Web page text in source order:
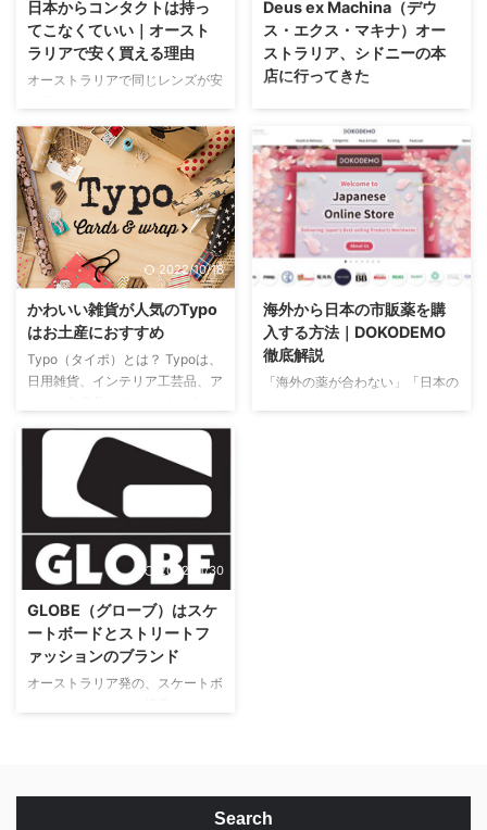
日本からコンタクトは持っ
てこなくていい｜オースト
ラリアで安く買える理由
オーストラリアで同じレンズが安
では日本と同じコンタクトレンズ
が買えない」「海外は高いから、
日本でまとめ買いして持って行っ
た方がいい」 海外渡航前やワー
ホリ・留学準備中によく聞く話で
すが、これはもう過去の常識で
す。 結論から言うと、日本で使
っているのと全く同じコンタクト
と同等、またはそれ以下の価格で
購入できます。しかも、処方箋な
し・オンラインで完結します。
日本から持って行く人が多い理由
でコンタクトを買いだめする理由
Deus ex Machina（デウ
ス・エクス・マキナ）オー
ストラリア、シドニーの本
店に行ってきた
るモーターサイクル＆ウェアブラ
ンドですが、実はこのブランド、
オーストラリアのシドニーが発祥
地だって知ってました？ Deus ex
Machinaとは シドニーから西に
伸びるパラッマッタロード
（Parramatta Road）沿いにあ
る、カスタムモータサイクルを扱
うブランドとして、2006年に立
ち上げられたDeus ex Machina
は、アパレルも手掛け、今ではオ
ーストラリアのファッション通な
2022/10/18
かわいい雑貨が人気のTypo
はお土産におすすめ
Typo（タイポ）とは？ Typoは、
日用雑貨、インテリア工芸品、ア
楽しくなるもの、飾っているだけ
でその場の雰囲気を明るくするも
のを創りだすことをコンセプトに
商品づくりをしているだけあっ
て、かわいくて、おしゃれで、そ
れでいて安いオリジナルグッズが
いっぱいで、見ているだけでテン
2009年にビクトリア州でスター
トしました。今では英国と米国を
含む12か国に進出しています。
男女服を手掛けるファーストファ
2026/1/24
海外から日本の市販薬を購
入する方法｜DOKODEMO
徹底解説
「海外の薬が合わない」「日本の
2022/11/30
GLOBE（グローブ）はスケ
ートボードとストリートフ
ァッションのブランド
オーストラリア発の、スケートボ
で、スケーターなら誰もが知るブSearch